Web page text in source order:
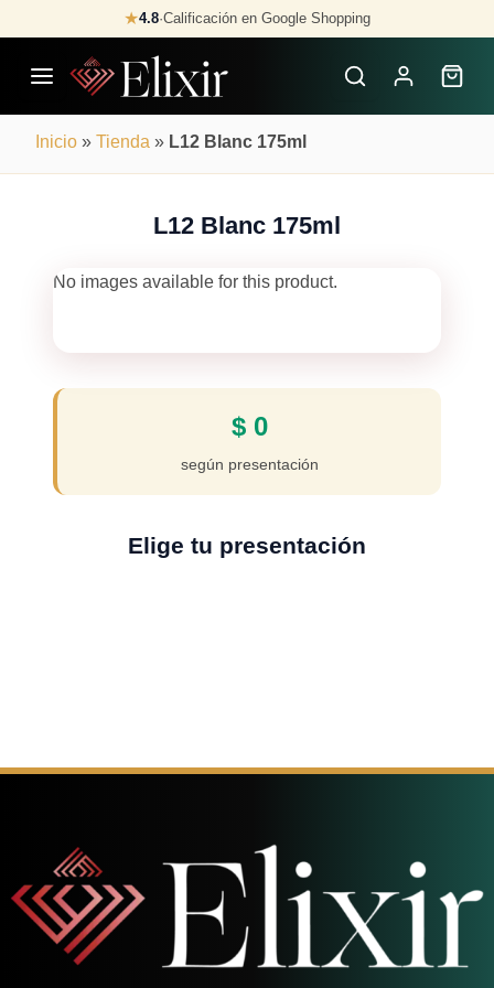
to
content
★4.8·Calificación en Google Shopping
Inicio » Tienda » L12 Blanc 175ml
L12 Blanc 175ml
No images available for this product.
$0
según presentación
Elige tu presentación